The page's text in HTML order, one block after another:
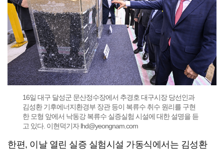
16일 대구 달성군 문산정수장에서 추경호 대구시장 당선인과
김성환 기후에너지환경부 장관 등이 복류수 취수 원리를 구현
한 모형 앞에서 낙동강 복류수 실증실험 시설에 대한 설명을 듣
고 있다. 이현덕기자 lhd@yeongnam.com
한편, 이날 열린 실증 실험시설 가동식에서는 김성환